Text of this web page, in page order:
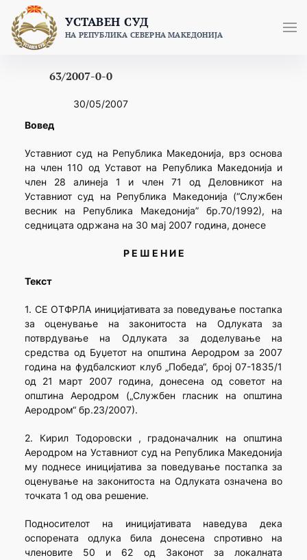
content
УСТАВЕН СУД
НА РЕПУБЛИКА СЕВЕРНА МАКЕДОНИЈА
63/2007-0-0
30/05/2007
Вовед
Уставниот суд на Република Македонија, врз основа
на член 110 од Уставот на Република Македонија и
член 28 алинеја 1 и член 71 од Деловникот на
Уставниот суд на Република Македонија (“Службен
весник на Република Македонија” бр.70/1992), на
седницата одржана на 30 мај 2007 година, донесе
Р Е Ш Е Н И Е
Текст
1. СЕ ОТФРЛА иницијативата за поведување постапка
за оценување на законитоста на Одлуката за
потврдување на Одлуката за доделување на
средства од Буџетот на општина Аеродром за 2007
година на фудбалскиот клуб „Победа“, број 07-1835/1
од 21 март 2007 година, донесена од советот на
општина Аеродром („Службен гласник на општина
Аеродром“ бр.23/2007).
2. Кирил Тодоровски , градоначалник на општина
Аеродром на Уставниот суд на Република Македонија
му поднесе иницијатива за поведување постапка за
оценување на законитоста на Одлуката означена во
точката 1 од ова решение.
Подносителот на иницијативата наведува дека
оспорената одлука била донесена спротивно на
членовите 50 и 62 од Законот за локалната